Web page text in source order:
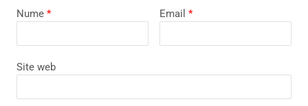
Nume * Email *
Site web